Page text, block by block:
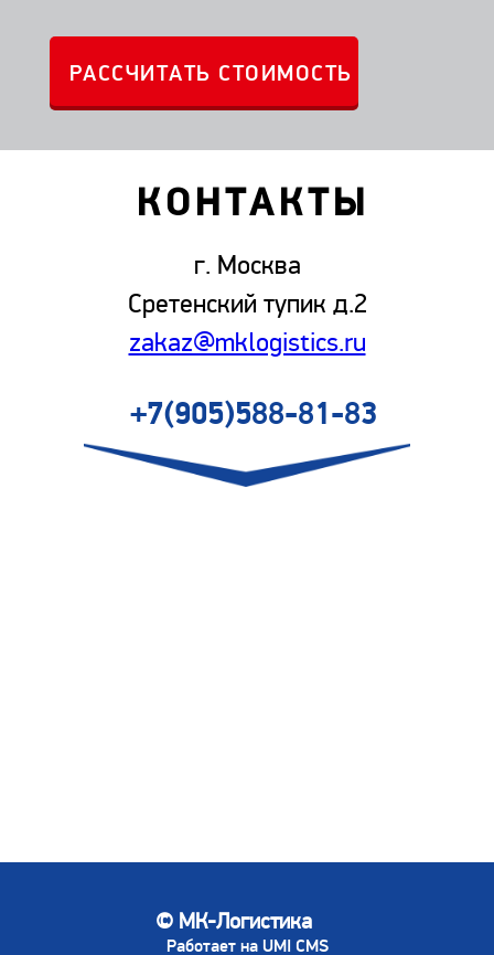
КОНТАКТЫ
г. Москва
Сретенский тупик д.2
zakaz@mklogistics.ru
+7(905)588-81-83
© МК-Логистика
Работает на UMI CMS